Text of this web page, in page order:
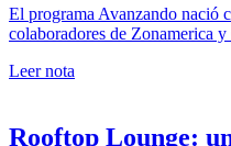
El programa Avanzando nació
colaboradores de Zonamerica
Leer nota
Rooftop Lounge: